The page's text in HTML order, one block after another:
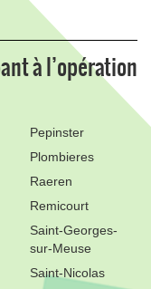
à l’opération
Pepinster
Plombieres
Raeren
Remicourt
Saint-Georges-
sur-Meuse
Saint-Nicolas